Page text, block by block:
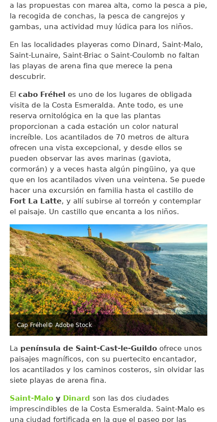
a las propuestas con marea alta, como la pesca a pie,
la recogida de conchas, la pesca de cangrejos y
gambas, una actividad muy lúdica para los niños.
En las localidades playeras como Dinard, Saint-Malo,
Saint-Lunaire, Saint-Briac o Saint-Coulomb no faltan
las playas de arena fina que merece la pena
descubrir.
El cabo Fréhel es uno de los lugares de obligada
visita de la Costa Esmeralda. Ante todo, es une
reserva ornitológica en la que las plantas
proporcionan a cada estación un color natural
increíble. Los acantilados de 70 metros de altura
ofrecen una vista excepcional, y desde ellos se
pueden observar las aves marinas (gaviota,
cormorán) y a veces hasta algún pingüino, ya que
que en los acantilados viven una veintena. Se puede
hacer una excursión en familia hasta el castillo de
Fort La Latte, y allí subirse al torreón y contemplar
el paisaje. Un castillo que encanta a los niños.
Cap Fréhel© Adobe Stock
La península de Saint-Cast-le-Guildo ofrece unos
paisajes magníficos, con su puertecito encantador,
los acantilados y los caminos costeros, sin olvidar las
siete playas de arena fina.
Saint-Malo y Dinard son las dos ciudades
imprescindibles de la Costa Esmeralda. Saint-Malo es
una ciudad fortificada en la que el paseo por las